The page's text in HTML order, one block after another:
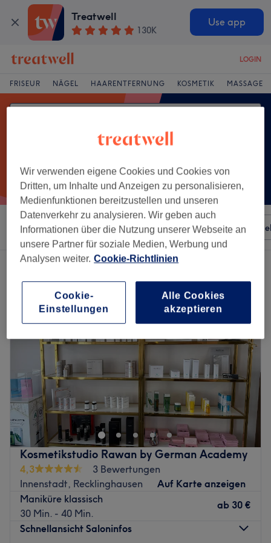
Treatwell
130K
Use app
LOGIN
FRISEUR NÄGEL HAARENTFERNUNG KOSMETIK MASSAGE
Sortieren nach Besonderheiten Salons
Ein Salon, der anbietet: maniküre in Innenstadt, Recklinghausen
Kosmetikstudio Rawan by German Academy
4,3
3 Bewertungen
Innenstadt, Recklinghausen
Auf Karte anzeigen
Maniküre klassisch
30 Min. - 40 Min.
ab 30 €
Schnellansicht Saloninfos
Wir verwenden eigene Cookies und Cookies von
Dritten, um Inhalte und Anzeigen zu personalisieren,
Medienfunktionen bereitzustellen und unseren
Datenverkehr zu analysieren. Wir geben auch
Informationen über die Nutzung unserer Webseite an
unsere Partner für soziale Medien, Werbung und
Analysen weiter. Cookie-Richtlinien
Cookie-
Einstellungen
Alle Cookies
akzeptieren